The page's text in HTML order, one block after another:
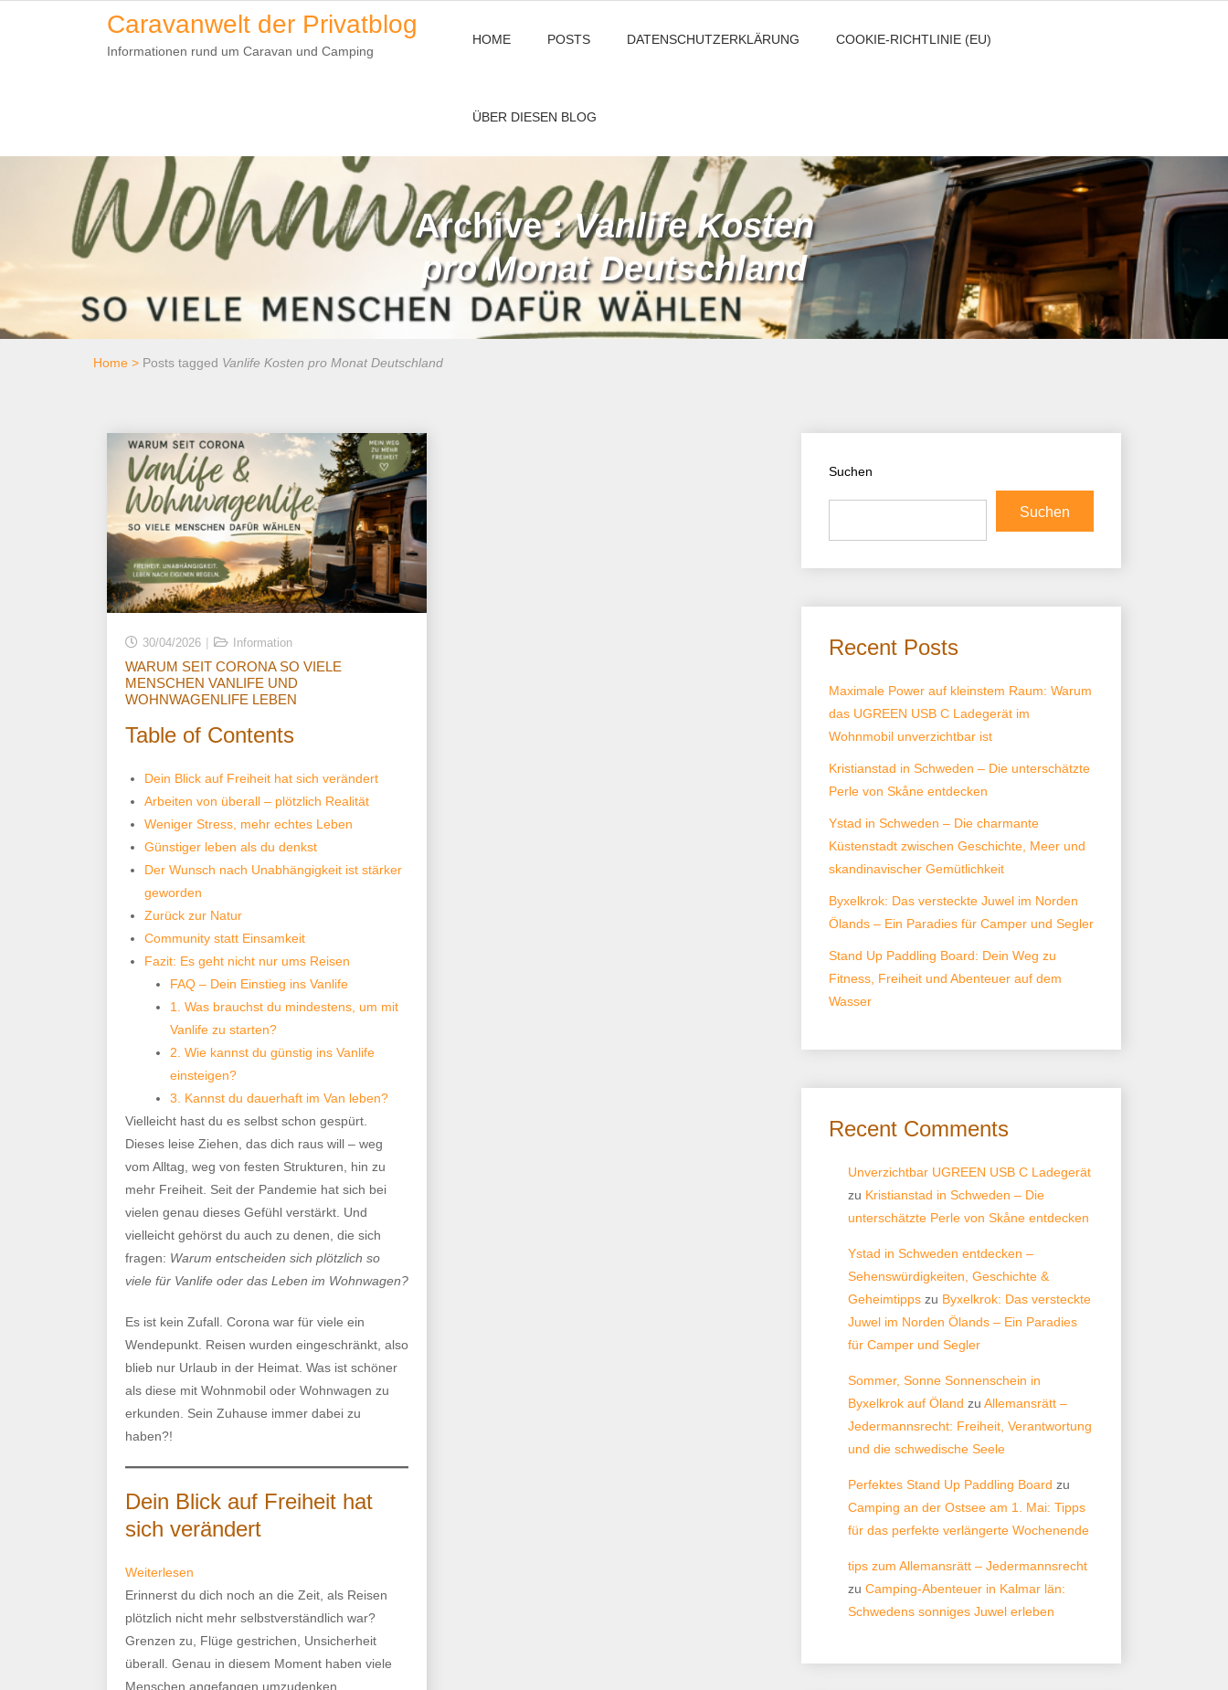
Caravanwelt der Privatblog
Informationen rund um Caravan und Camping
HOME POSTS DATENSCHUTZERKLÄRUNG COOKIE-RICHTLINIE (EU)
ÜBER DIESEN BLOG
Archive :Vanlife Kosten
pro Monat Deutschland
Home > Posts tagged Vanlife Kosten pro Monat Deutschland
30/04/2026 Information
WARUM SEIT CORONA SO VIELE
MENSCHEN VANLIFE UND
WOHNWAGENLIFE LEBEN
Table of Contents
Dein Blick auf Freiheit hat sich verändert
Arbeiten von überall – plötzlich Realität
Weniger Stress, mehr echtes Leben
Günstiger leben als du denkst
Der Wunsch nach Unabhängigkeit ist stärker
geworden
Zurück zur Natur
Community statt Einsamkeit
Fazit: Es geht nicht nur ums Reisen
FAQ – Dein Einstieg ins Vanlife
1. Was brauchst du mindestens, um mit
Vanlife zu starten?
2. Wie kannst du günstig ins Vanlife
einsteigen?
3. Kannst du dauerhaft im Van leben?
Vielleicht hast du es selbst schon gespürt.
Dieses leise Ziehen, das dich raus will – weg
vom Alltag, weg von festen Strukturen, hin zu
mehr Freiheit. Seit der Pandemie hat sich bei
vielen genau dieses Gefühl verstärkt. Und
vielleicht gehörst du auch zu denen, die sich
fragen: Warum entscheiden sich plötzlich so
viele für Vanlife oder das Leben im Wohnwagen?
Es ist kein Zufall. Corona war für viele ein
Wendepunkt. Reisen wurden eingeschränkt, also
blieb nur Urlaub in der Heimat. Was ist schöner
als diese mit Wohnmobil oder Wohnwagen zu
erkunden. Sein Zuhause immer dabei zu
haben?!
Dein Blick auf Freiheit hat
sich verändert
Weiterlesen
Warum
seit
Corona
so
viele
Erinnerst du dich noch an die Zeit, als Reisen
plötzlich nicht mehr selbstverständlich war?
Grenzen zu, Flüge gestrichen, Unsicherheit
überall. Genau in diesem Moment haben viele
Menschen angefangen umzudenken.
Suchen
Suchen
Recent Posts
Maximale Power auf kleinstem Raum: Warum
das UGREEN USB C Ladegerät im
Wohnmobil unverzichtbar ist
Kristianstad in Schweden – Die unterschätzte
Perle von Skåne entdecken
Ystad in Schweden – Die charmante
Küstenstadt zwischen Geschichte, Meer und
skandinavischer Gemütlichkeit
Byxelkrok: Das versteckte Juwel im Norden
Ölands – Ein Paradies für Camper und Segler
Stand Up Paddling Board: Dein Weg zu
Fitness, Freiheit und Abenteuer auf dem
Wasser
Recent Comments
Unverzichtbar UGREEN USB C Ladegerät
zu Kristianstad in Schweden – Die
unterschätzte Perle von Skåne entdecken
Ystad in Schweden entdecken –
Sehenswürdigkeiten, Geschichte &
Geheimtipps zu Byxelkrok: Das versteckte
Juwel im Norden Ölands – Ein Paradies
für Camper und Segler
Sommer, Sonne Sonnenschein in
Byxelkrok auf Öland zu Allemansrätt –
Jedermannsrecht: Freiheit, Verantwortung
und die schwedische Seele
Perfektes Stand Up Paddling Board zu
Camping an der Ostsee am 1. Mai: Tipps
für das perfekte verlängerte Wochenende
tips zum Allemansrätt – Jedermannsrecht
zu Camping-Abenteuer in Kalmar län:
Schwedens sonniges Juwel erleben